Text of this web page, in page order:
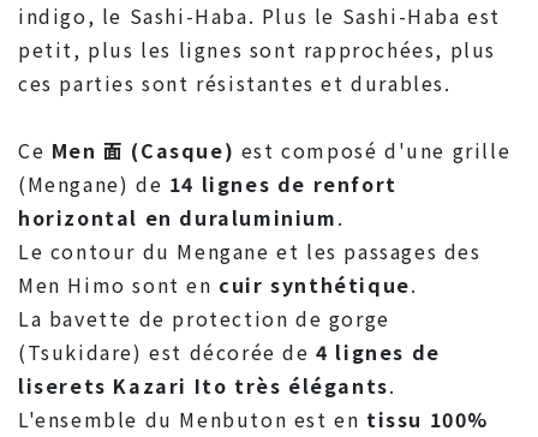
indigo, le Sashi-Haba. Plus le Sashi-Haba est
petit, plus les lignes sont rapprochées, plus
ces parties sont résistantes et durables.
Ce Men 面 (Casque) est composé d'une grille
(Mengane) de 14 lignes de renfort
horizontal en duraluminium.
Le contour du Mengane et les passages des
Men Himo sont en cuir synthétique.
La bavette de protection de gorge
(Tsukidare) est décorée de4 lignes de
liserets Kazari Ito très élégants.
L'ensemble du Menbuton est en tissu 100%